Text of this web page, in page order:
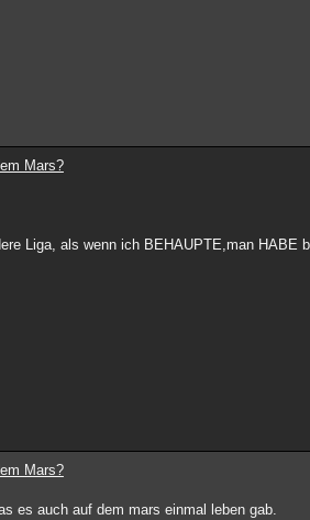
Mars?
Liga, als wenn ich BEHAUPTE,man HABE
Mars?
es auch auf dem mars einmal leben gab.